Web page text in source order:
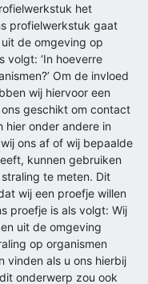
het
profielwerkstuk gaat
de omgeving op
volgt: ‘In hoeverre
Om de invloed
wij hiervoor een
geschikt om contact
hier onder andere in
ons af of wij bepaalde
kunnen gebruiken
te meten. Dit
wij een proefje willen
proefje is als volgt: Wij
uit de omgeving
op organismen
vinden als u ons hierbij
onderwerp zou ook